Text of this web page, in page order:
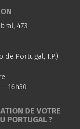
473
de Portugal, I.P.)
:
16h30
DE VOTRE
PORTUGAL ?